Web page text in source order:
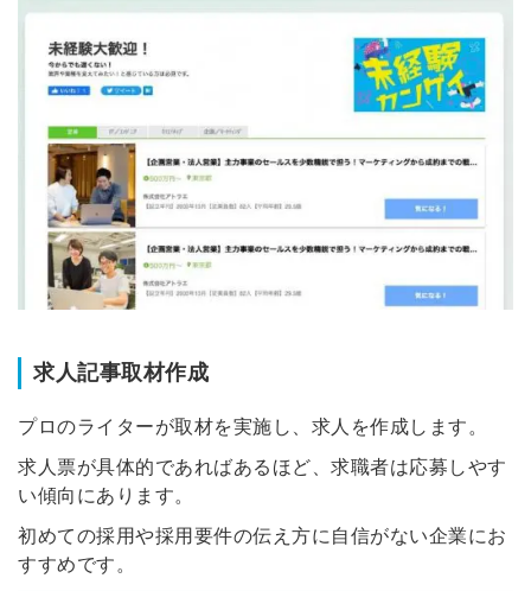
求人記事取材作成
プロのライターが取材を実施し、求人を作成します。
求人票が具体的であればあるほど、求職者は応募しやす
い傾向にあります。
初めての採用や採用要件の伝え方に自信がない企業にお
すすめです。